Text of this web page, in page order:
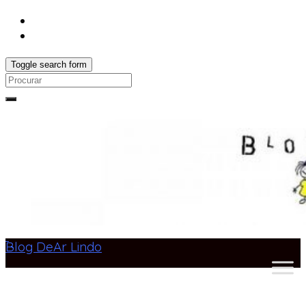
Toggle search form
Search
Blog DeAr Lindo